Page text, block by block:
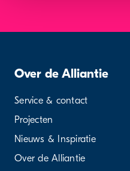
Over de Alliantie
Service & contact
Projecten
Nieuws & Inspiratie
Over de Alliantie